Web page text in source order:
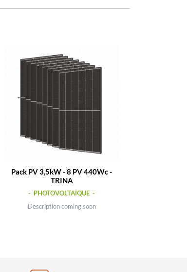
Pack PV 3,5kW - 8 PV 440Wc -
TRINA
- PHOTOVOLTAÏQUE -
Description coming soon